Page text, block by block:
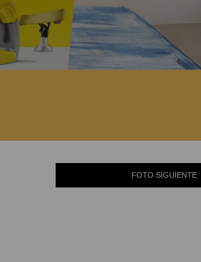
FOTO SIGUIENTE